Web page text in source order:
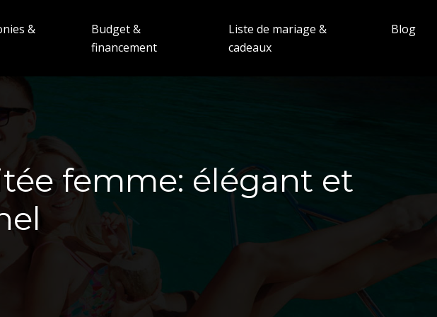
&
Budget &
financement
Liste de mariage &
cadeaux
Blog
femme: élégant et